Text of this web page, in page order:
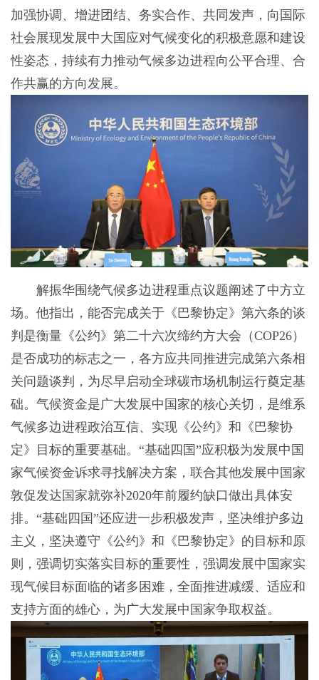
加强协调、增进团结、务实合作、共同发声，向国际
社会展现发展中大国应对气候变化的积极意愿和建设
性姿态，持续有力推动气候多边进程向公平合理、合
作共赢的方向发展。
解振华围绕气候多边进程重点议题阐述了中方立
场。他指出，能否完成关于《巴黎协定》第六条的谈
判是衡量《公约》第二十六次缔约方大会（COP26）
是否成功的标志之一，各方应共同推进完成第六条相
关问题谈判，为尽早启动全球碳市场机制运行奠定基
础。气候资金是广大发展中国家的核心关切，是维系
气候多边进程政治互信、实现《公约》和《巴黎协
定》目标的重要基础。“基础四国”应积极为发展中国
家气候资金诉求寻找解决方案，联合其他发展中国家
敦促发达国家就弥补2020年前履约缺口做出具体安
排。“基础四国”还应进一步积极发声，坚决维护多边
主义，坚决遵守《公约》和《巴黎协定》的目标和原
则，强调切实落实目标的重要性，强调发展中国家实
现气候目标面临的诸多困难，全面推进减缓、适应和
支持方面的雄心，为广大发展中国家争取权益。